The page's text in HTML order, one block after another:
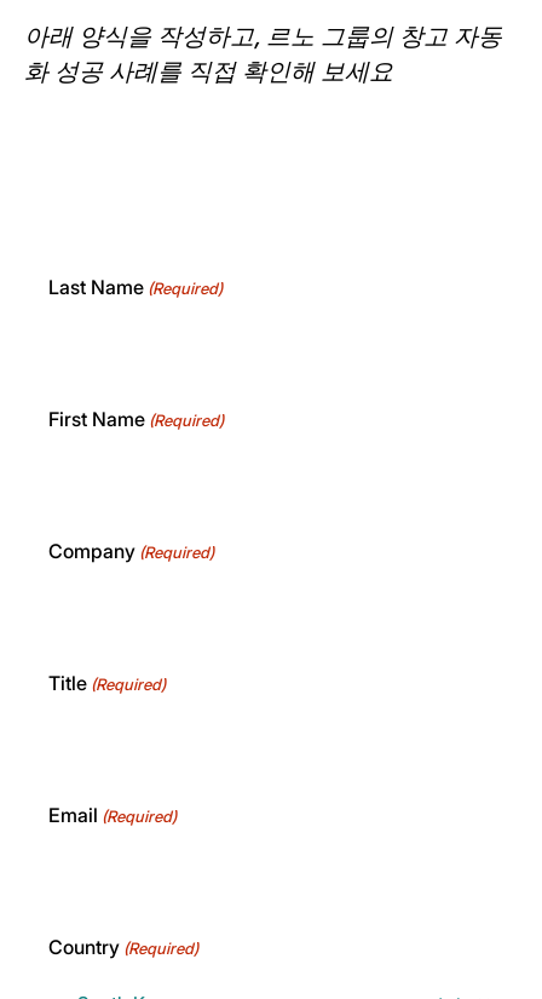
아래 양식을 작성하고, 르노 그룹의 창고 자동
화 성공 사례를 직접 확인해 보세요
Last Name (Required)
First Name (Required)
Company (Required)
Title (Required)
Email (Required)
Country (Required)